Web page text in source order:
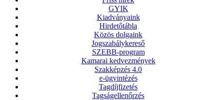
GYIK
Kiadványaink
Hirdetőtábla
Közös dolgaink
Jogszabálykereső
SZEBB-program
Kamarai kedvezmények
Szakképzés 4.0
e-ügyintézés
Tagdíjfizetés
Tagságellenőrzés